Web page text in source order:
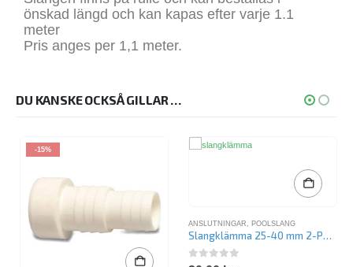
önskad längd och kan kapas efter varje 1.1
meter
Pris anges per 1,1 meter.
DU KANSKE OCKSÅ GILLAR …
-15%
ANSLUTNINGAR POOLSLANG
Slangklämma 25-40 mm 2-PACK